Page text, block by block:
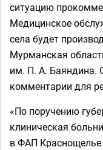
ситуацию
Медицинское
села будет
Мурманская
им. П. А. Баяндина.
комментарии для
«По поручению
клиническая
в ФАП